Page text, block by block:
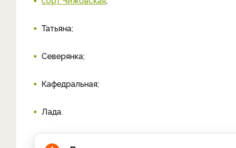
Татьяна;
Северянка;
Кафедральная;
Лада.